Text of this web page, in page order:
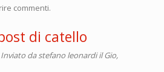
commenti.
di catello
Inviato da stefano leonardiil Gio,